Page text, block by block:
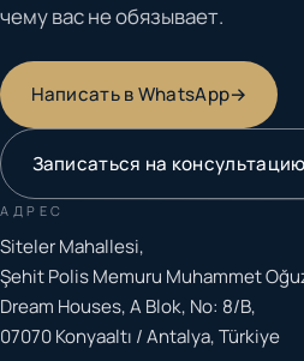
чему вас не обязывает.
Написать в WhatsApp→
Записаться на консультацию
АДРЕС
Siteler Mahallesi,
Şehit Polis Memuru Muhammet
Dream Houses, A Blok, No: 8/B,
07070 Konyaaltı / Antalya, Türkiye